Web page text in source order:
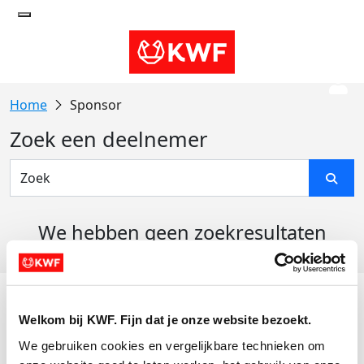
Welkom bij KWF. Fijn dat je onze website bezoekt.
We gebruiken cookies en vergelijkbare technieken om
Sponsor
Zoek een deelnemer
We hebben geen zoekresultaten
Actiematerialen
Evenementen